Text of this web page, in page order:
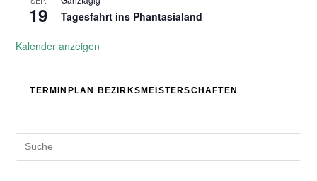
19 Tagesfahrt ins Phantasialand
Kalender anzeigen
TERMINPLAN BEZIRKSMEISTERSCHAFTEN